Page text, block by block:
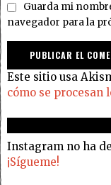
Guarda mi
navegador para la
Este sitio usa
cómo se procesan
Instagram no ha
¡Sígueme!